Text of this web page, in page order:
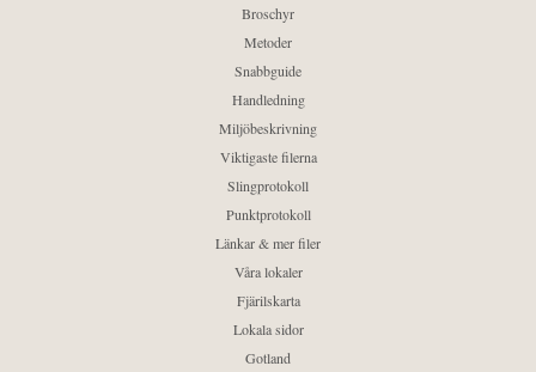
Broschyr
Metoder
Snabbguide
Handledning
Miljöbeskrivning
Viktigaste filerna
Slingprotokoll
Punktprotokoll
Länkar & mer filer
Våra lokaler
Fjärilskarta
Lokala sidor
Gotland